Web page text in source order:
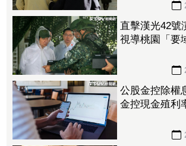
直擊漢光42號
視導桃園「要
公股金控除權
金控現金殖